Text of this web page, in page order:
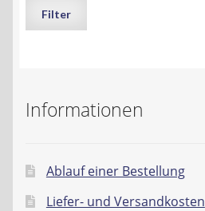
Filter
Informationen
Ablauf einer Bestellung
Liefer- und Versandkosten